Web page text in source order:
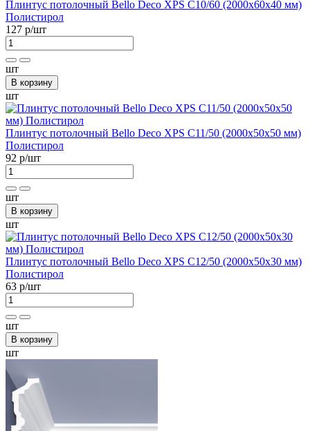
Плинтус потолочный Bellо Deco XPS С10/60 (2000х60х40 мм)
Полистирол
127 р/шт
шт
В корзину
шт
Плинтус потолочный Bellо Deco XPS С11/50 (2000х50х50 мм)
Полистирол
92 р/шт
шт
В корзину
шт
Плинтус потолочный Bellо Deco XPS С12/50 (2000х50х30 мм)
Полистирол
63 р/шт
шт
В корзину
шт